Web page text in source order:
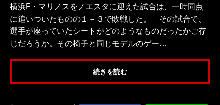
横浜F・マリノスをノエスタに迎えた試合は、一時同点
に追いついたものの１－３で敗戦した。 その試合で、
選手が座っていたシートがどのようなものだったかご存
じだろうか。その椅子と同じモデルのゲー…
続きを読む